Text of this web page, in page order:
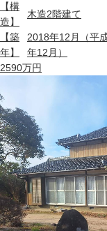
【構
造】
木造2階建て
【築
年】
2018年12月（平
年12月）
2590万円